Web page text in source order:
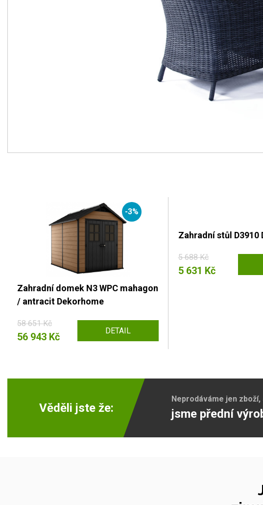
-3%
Zahradní domek N3 WPC mahagon
/ antracit Dekorhome
58 651 Kč
56 943 Kč DETAIL
Zahradní stůl D3910
5 688 Kč
5 631 Kč
Věděli jste že:
Neprodáváme jen zboží,
jsme přední